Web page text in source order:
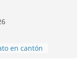
en cantón